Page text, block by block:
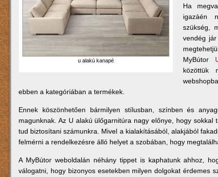
u alakú kanapé
Ha
igazáén
szükség,
vendég
MyBútor
közöttük
ebben a kategóriában a termékek.
Ennek köszönhetően bármilyen stílusban, színben és
magunknak. Az U alakú ülőgarnitúra nagy előnye, hogy
tud biztosítani számunkra. Mivel a kialakításából, alakjából
felmérni a rendelkezésre álló helyet a szobában, hogy
A MyBútor weboldalán néhány tippet is kaphatunk ahhoz,
válogatni, hogy bizonyos esetekben milyen dolgokat érdemes